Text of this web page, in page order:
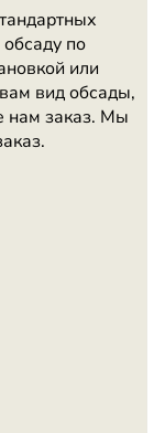
по
или
вид обсады,
нам заказ. Мы